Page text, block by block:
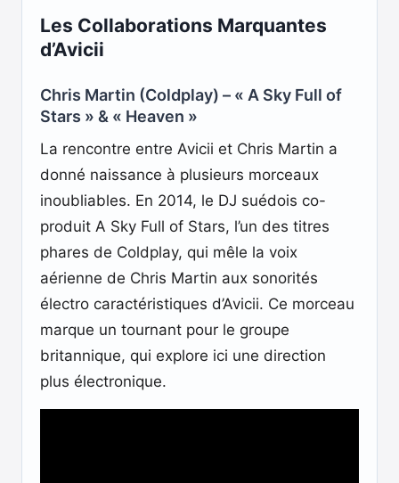
Les Collaborations Marquantes
d’Avicii
Chris Martin (Coldplay) – « A Sky Full of
Stars » & « Heaven »
La rencontre entre Avicii et Chris Martin a
donné naissance à plusieurs morceaux
inoubliables. En 2014, le DJ suédois co-
produit A Sky Full of Stars, l’un des titres
phares de Coldplay, qui mêle la voix
aérienne de Chris Martin aux sonorités
électro caractéristiques d’Avicii. Ce morceau
marque un tournant pour le groupe
britannique, qui explore ici une direction
plus électronique.